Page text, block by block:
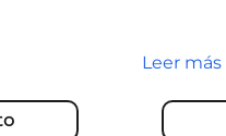
Leer más